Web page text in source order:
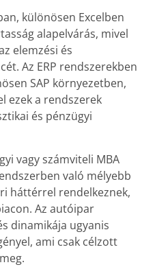
különösen Excelben
alapelvárás, mivel
elemzési és
Az ERP rendszerekben
SAP környezetben,
ezek a rendszerek
és pénzügyi
vagy számviteli MBA
való mélyebb
háttérrel rendelkeznek,
Az autóipar
dinamikája ugyanis
ami csak célzott